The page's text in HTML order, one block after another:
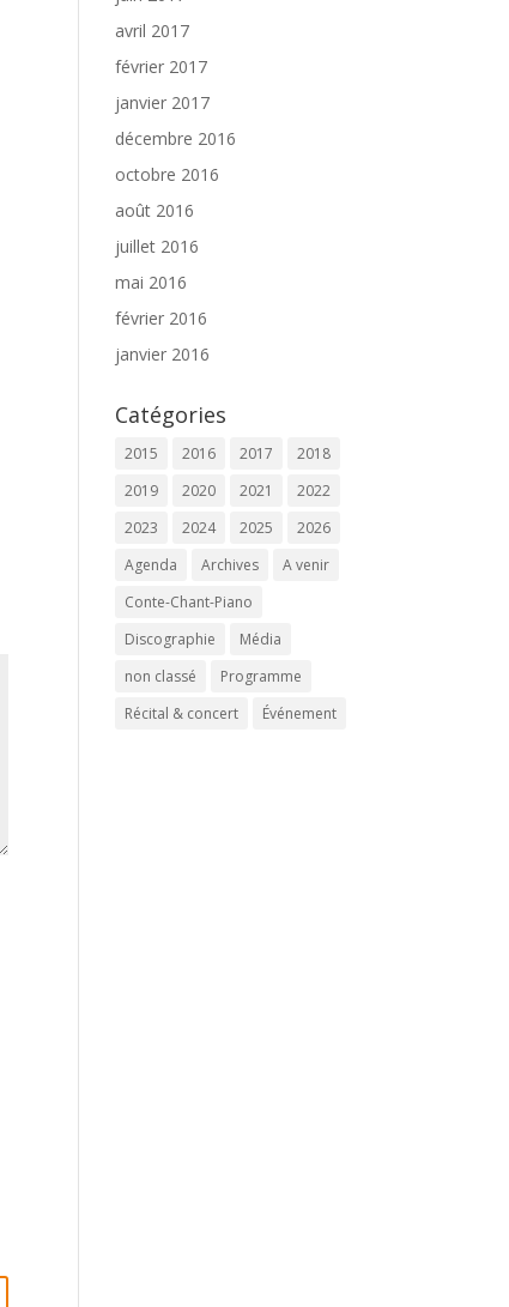
avril 2017
février 2017
janvier 2017
décembre 2016
octobre 2016
août 2016
juillet 2016
mai 2016
février 2016
janvier 2016
Catégories
2015 2016 2017
2018
2019
2020 2021
2022
2023
2024 2025
2026
Agenda
Archives
A venir
Conte-Chant-Piano
Discographie
Média
non classé
Programme
Récital & concert
Événement